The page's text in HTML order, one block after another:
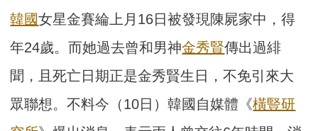
韓國女星金賽綸上月16日被發現陳屍家中，得
年24歲。而她過去曾和男神金秀賢傳出過緋
聞，且死亡日期正是金秀賢生日，不免引來大
眾聯想。不料今（10日）韓國自媒體《橫豎研